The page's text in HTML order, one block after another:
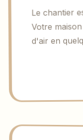
Le chantier
Votre
d'air en